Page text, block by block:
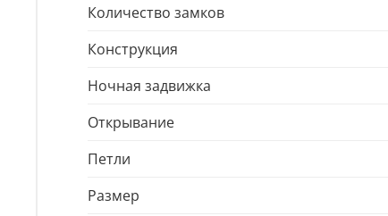
Количество замков
Конструкция
Ночная задвижка
Открывание
Петли
Размер